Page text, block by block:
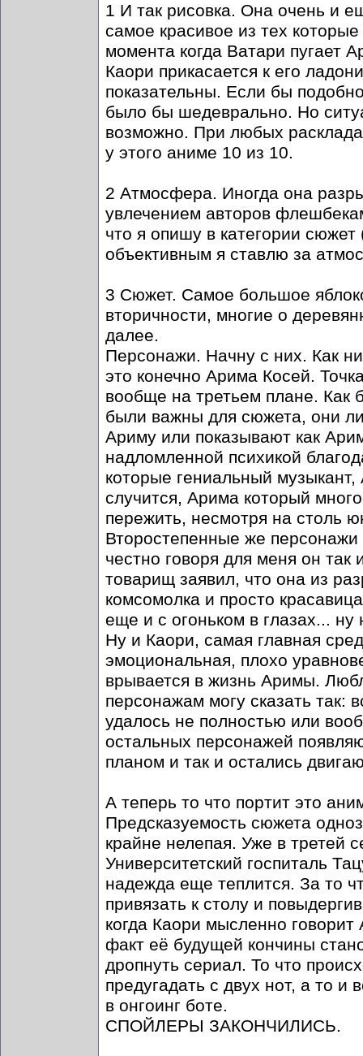
1 И так рисовка. Она очень и
самое красивое из тех
момента когда Ватари пугает
Каори прикасается к его
показательны. Если бы
было бы шедеврально. Но
возможно. При любых
у этого аниме 10 из 10.
2 Атмосфера. Иногда она
увлечением авторов
что я опишу в категории
объективным я ставлю за
3 Сюжет. Самое большое
вторичности, многие о
далее.
Персонажи. Начну с них. Как
это конечно Арима Косей.
вообще на третьем плане.
были важны для сюжета, они
Ариму или показывают как
надломленной психикой
которые гениальный
случится, Арима который
пережить, несмотря на столь
Второстепенные же
честно говоря для меня он
товарищ заявил, что она из
комсомолка и просто
еще и с огоньком в глазах...
Ну и Каори, самая главная
эмоциональная, плохо
врывается в жизнь Аримы.
персонажам могу сказать так:
удалось не полностью или
остальных персонажей
планом и так и остались
А теперь то что портит это
Предсказуемость сюжета
крайне нелепая. Уже в третей
Университетский госпиталь
надежда еще теплится. За то
привязать к столу и
когда Каори мысленно
факт её будущей кончины
дропнуть сериал. То что
предугадать с двух нот, а то
в онгоинг боте.
СПОЙЛЕРЫ ЗАКОНЧИЛИСЬ.